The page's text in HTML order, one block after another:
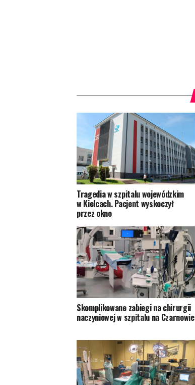
Tragedia w szpitalu wojewódzkim
w Kielcach. Pacjent wyskoczył
przez okno
Skomplikowane zabiegi na chirurgii
naczyniowej w szpitalu na Czarnowie